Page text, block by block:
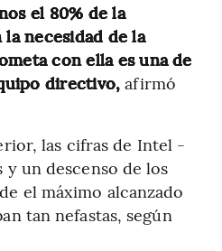
el 80% de la
necesidad de la
con ella es una de
directivo, afirmó
las cifras de Intel -
un descenso de los
el máximo alcanzado
tan nefastas, según